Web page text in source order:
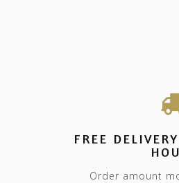
FREE
Order amount